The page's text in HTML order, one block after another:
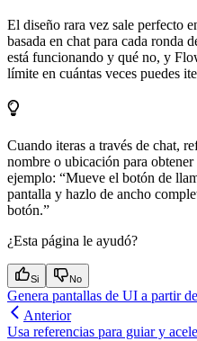
El diseño rara vez sale perfecto
basada en chat para cada ronda
está funcionando y qué no, y
límite en cuántas veces puedes
Cuando iteras a través de chat,
nombre o ubicación para
ejemplo: “Mueve el botón de
pantalla y hazlo de ancho
botón.”
¿Esta página le ayudó?
Si No
Genera pantallas de UI a partir
Anterior
Usa referencias para guiar y